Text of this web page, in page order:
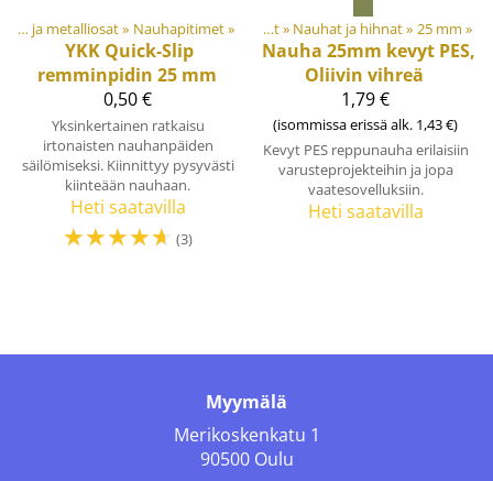
Muovi- ja metalliosat‪» Nauhapitimet‪»
YKK Quick-Slip
remminpidin 25 mm
0,50 €
Yksinkertainen ratkaisu
irtonaisten nauhanpäiden
säilömiseksi. Kiinnittyy pysyvästi
kiinteään nauhaan.
Heti saatavilla
☆☆☆☆☆ (3)
ja tarvikkeet‪» Nauhat ja kanttinauhat‪» Nauhat ja hihnat‪» 25 mm ‪»
Nauha 25mm kevyt PES,
Oliivin vihreä
1,79 €
(isommissa erissä alk. 1,43 €)
Kevyt PES reppunauha erilaisiin
varusteprojekteihin ja jopa
vaatesovelluksiin.
Heti saatavilla
Myymälä
Merikoskenkatu 1
90500 Oulu